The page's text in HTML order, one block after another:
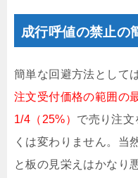
成行呼値の禁止の
簡単な回避方法として
注文受付価格の範囲の
1/4（25%） で売り注文
くは変わりません。当
と板の見栄えはかなり